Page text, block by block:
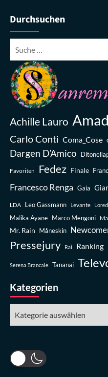
Durchsuchen
Achille Lauro
Carlo Conti Coma_Cose
Dargen D’Amico
Favoriten Fedez Finale
Francesco Renga Gaia
LDA Leo Gassmann Levante
Malika Ayane Marco Mengoni
Mr. Rain Måneskin
Pressejury Rai Ranking
Serena Brancale Tananai
Kategorien